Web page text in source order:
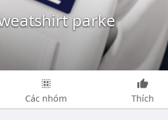
parke
Các nhóm Thích